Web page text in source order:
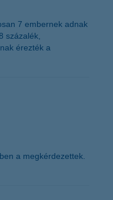
7 embernek adnak
százalék,
érezték a
a megkérdezettek.